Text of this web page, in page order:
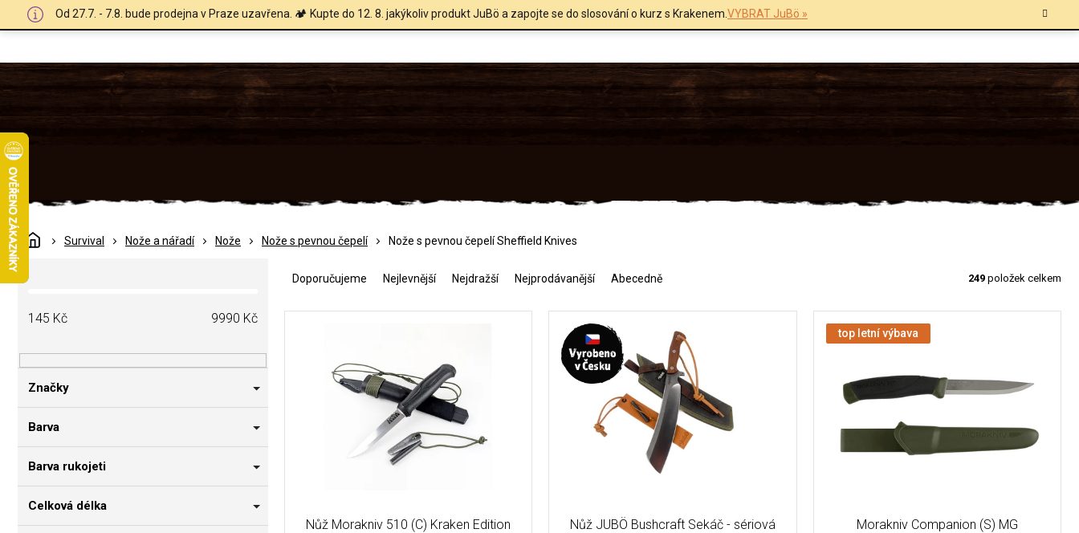
Od 27.7. - 7.8. bude prodejna v Praze uzavřena. 🏕️ Kupte do 12. 8. jakýkoliv produkt JuBö a zapojte se do slosování o kurz s Krakenem.VYBRAT JuBö »
DomůSurvival Nože a nářadí Nože Nože s pevnou čepelí Nože s pevnou čepelí Sheffield Knives
P
o
a
n
í
a
145 Kč 9990 Kč
Značky
Barva
Barva rukojeti
Celková délka
e
Doporučujeme Nejlevnější Nejdražší Nejprodávanější Abecedně 249 položek celkem
Nůž Morakniv 510 (C) Kraken Edition
Nůž JUBÖ Bushcraft Sekáč - sériová
top letní výbava
Morakniv Companion (S) MG